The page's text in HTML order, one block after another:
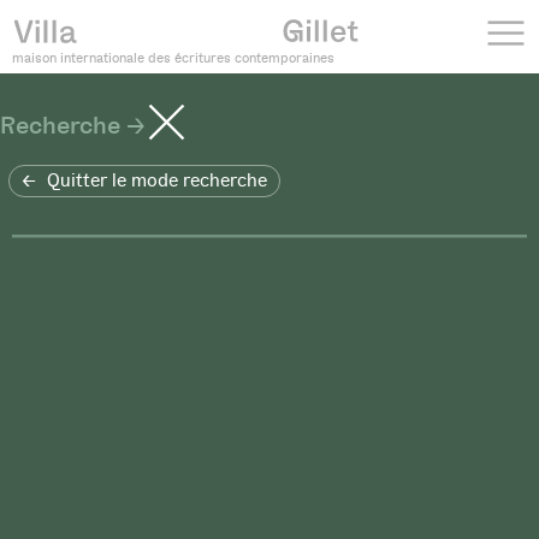
maison internationale des écritures contemporaines
Recherche
Quitter le mode recherche